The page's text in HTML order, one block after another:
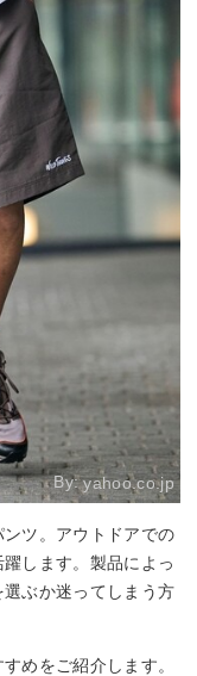
By:yahoo.co.jp
ツ。アウトドアでの
します。製品によっ
ぶか迷ってしまう方
めをご紹介します。